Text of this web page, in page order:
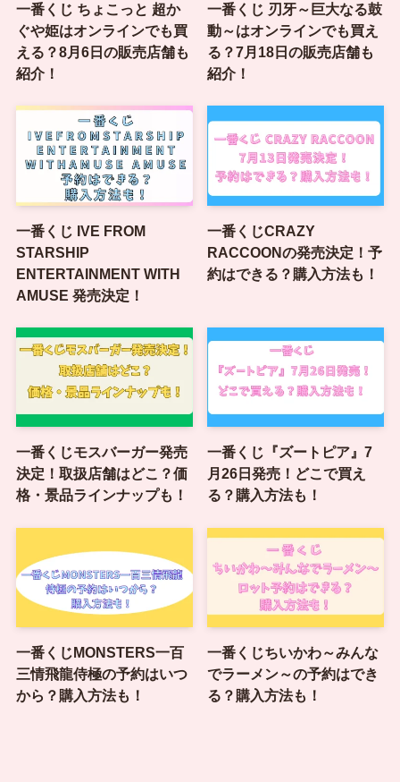
一番くじ ちょこっと 超か
ぐや姫はオンラインでも買
える？8月6日の販売店舗も
紹介！
一番くじ 刃牙～巨大なる鼓
動～はオンラインでも買え
る？7月18日の販売店舗も
紹介！
一番くじ IVE FROM
STARSHIP
ENTERTAINMENT WITH
AMUSE 発売決定！
一番くじCRAZY
RACCOONの発売決定！予
約はできる？購入方法も！
一番くじモスバーガー発売
決定！取扱店舗はどこ？価
格・景品ラインナップも！
一番くじ『ズートピア』7
月26日発売！どこで買え
る？購入方法も！
一番くじMONSTERS一百
三情飛龍侍極の予約はいつ
から？購入方法も！
一番くじちいかわ～みんな
でラーメン～の予約はでき
る？購入方法も！